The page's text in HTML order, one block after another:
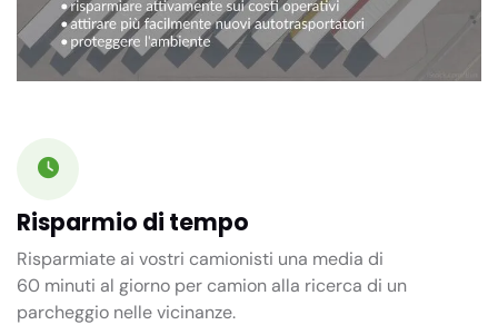
Risparmio di tempo
Risparmiate ai vostri camionisti una media di
60 minuti al giorno per camion alla ricerca di un
parcheggio nelle vicinanze.